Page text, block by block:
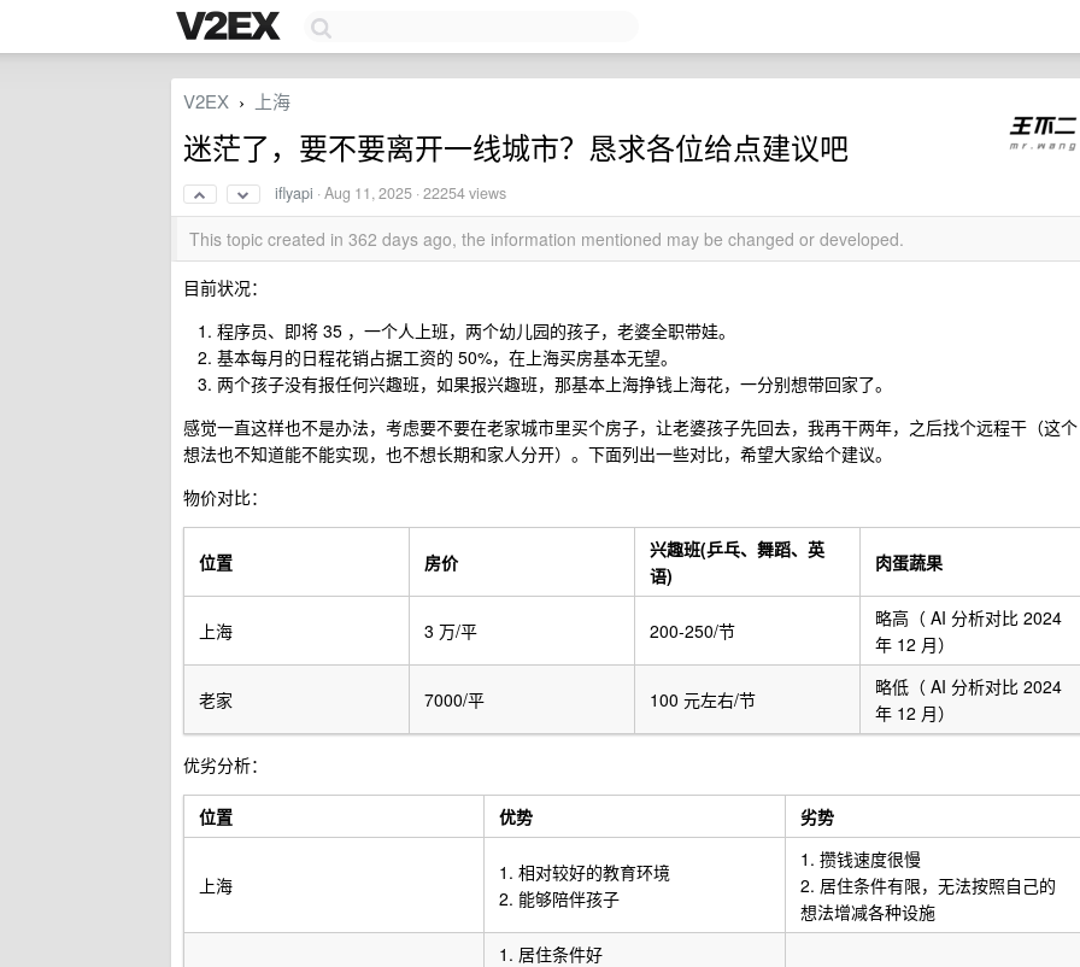
V2EX › 上海
迷茫了，要不要离开一线城市？恳求各位给点建议吧
iflyapi ·Aug 11, 2025 · 22254 views
This topic created in 362 days ago, the information mentioned may be changed or developed.
目前状况：
程序员、即将 35 ，一个人上班，两个幼儿园的孩子，老婆全职带娃。
基本每月的日程花销占据工资的 50%，在上海买房基本无望。
两个孩子没有报任何兴趣班，如果报兴趣班，那基本上海挣钱上海花，一分别想带回家了。
感觉一直这样也不是办法，考虑要不要在老家城市里买个房子，让老婆孩子先回去，我再干两年，之后找个远程干（这个
想法也不知道能不能实现，也不想长期和家人分开）。下面列出一些对比，希望大家给个建议。
物价对比：
位置 房价
兴趣班(乒乓、舞蹈、英
语)
肉蛋蔬果
上海 3 万/平 200-250/节
略高（ AI 分析对比 2024
年 12 月）
老家 7000/平 100 元左右/节
略低（ AI 分析对比 2024
年 12 月）
优劣分析：
位置 优势 劣势
上海
1. 相对较好的教育环境
2. 能够陪伴孩子
1. 攒钱速度很慢
2. 居住条件有限，无法按照自己的
想法增减各种设施
1. 居住条件好